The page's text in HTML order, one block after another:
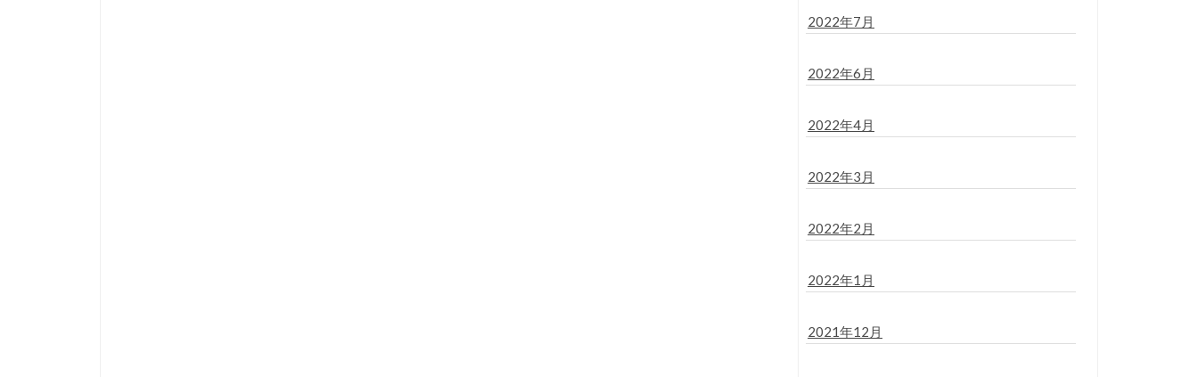
2022年7月
2022年6月
2022年4月
2022年3月
2022年2月
2022年1月
2021年12月